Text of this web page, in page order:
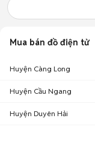
Mua bán đồ điện tử
Huyện Càng Long
Huyện Cầu Ngang
Huyện Duyên Hải